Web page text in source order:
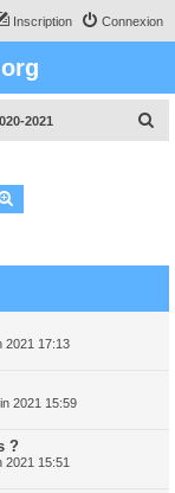
Connexion
Inscription
2021
2021 17:13
2021 15:59
?
2021 15:51